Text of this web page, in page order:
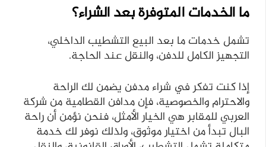
ما الخدمات المتوفرة بعد الشراء؟
تشمل خدمات ما بعد البيع التشطيب الداخلي،
التجهيز الكامل للدفن، والنقل عند الحاجة.
إذا كنت تفكر في شراء مدفن يضمن لك الراحة
والاحترام والخصوصية، فإن مدافن القطامية من شركة
العربي للمقابر هي الخيار الأمثل، فنحن نؤمن أن راحة
البال تبدأ من اختيار موثوق، ولذلك نوفر لك خدمة